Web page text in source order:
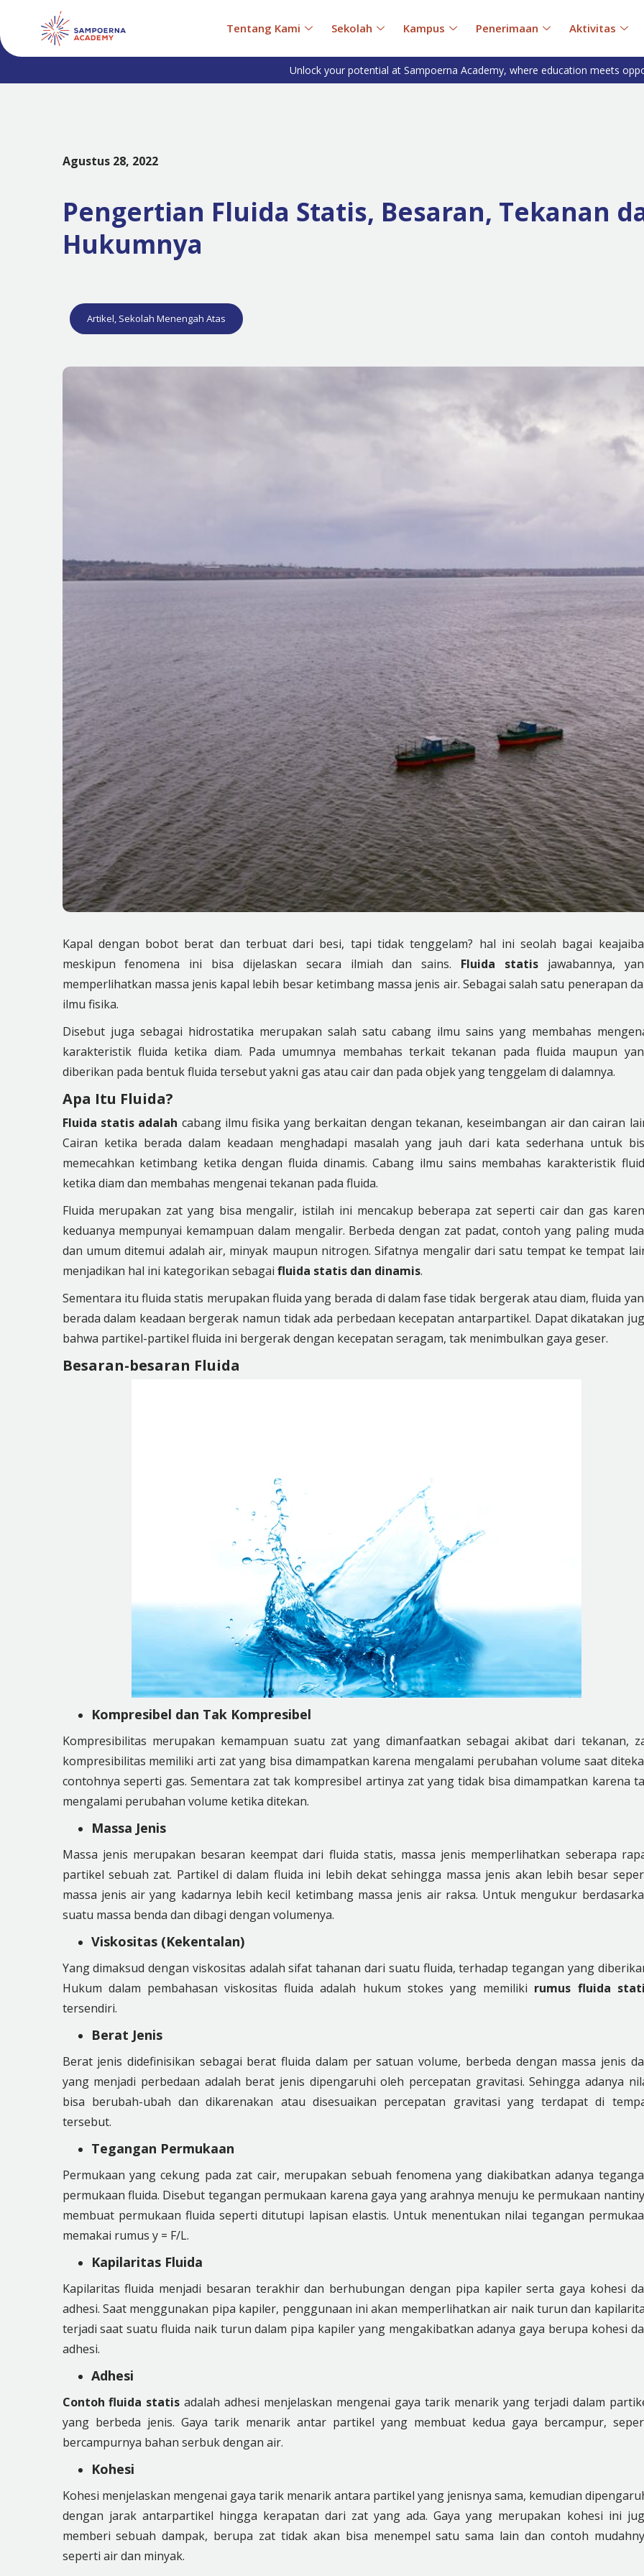
Tentang Kami Sekolah Kampus Penerimaan Aktivitas
Unlock your potential at Sampoerna Academy, where education meets
Agustus 28, 2022
Pengertian Fluida Statis, Besaran, Tekanan
Hukumnya
Artikel, Sekolah Menengah Atas
Kapal dengan bobot berat dan terbuat dari besi, tapi tidak tenggelam? hal ini seolah bagai
meskipun fenomena ini bisa dijelaskan secara ilmiah dan sains. Fluida statis
jawabannya,
memperlihatkan massa jenis kapal lebih besar ketimbang massa jenis air. Sebagai salah satu penerapan
ilmu fisika.
Disebut juga sebagai hidrostatika merupakan salah satu cabang ilmu sains yang membahas
karakteristik fluida ketika diam. Pada umumnya membahas terkait tekanan pada fluida maupun
diberikan pada bentuk fluida tersebut yakni gas atau cair dan pada objek yang tenggelam di dalamnya.
Apa Itu Fluida?
Fluida statis adalah cabang ilmu fisika yang berkaitan dengan tekanan, keseimbangan air dan cairan
Cairan ketika berada dalam keadaan menghadapi masalah yang jauh dari kata sederhana untuk
memecahkan ketimbang ketika dengan fluida dinamis. Cabang ilmu sains membahas karakteristik
ketika diam dan membahas mengenai tekanan pada fluida.
Fluida merupakan zat yang bisa mengalir, istilah ini mencakup beberapa zat seperti cair dan gas
keduanya mempunyai kemampuan dalam mengalir. Berbeda dengan zat padat, contoh yang paling
dan umum ditemui adalah air, minyak maupun nitrogen. Sifatnya mengalir dari satu tempat ke tempat
menjadikan hal ini kategorikan sebagai fluida statis dan dinamis.
Sementara itu fluida statis merupakan fluida yang berada di dalam fase tidak bergerak atau diam, fluida
berada dalam keadaan bergerak namun tidak ada perbedaan kecepatan antarpartikel. Dapat dikatakan
bahwa partikel-partikel fluida ini bergerak dengan kecepatan seragam, tak menimbulkan gaya geser.
Besaran-besaran Fluida
Kompresibel dan Tak Kompresibel
Kompresibilitas merupakan kemampuan suatu zat yang dimanfaatkan sebagai akibat dari tekanan,
kompresibilitas memiliki arti zat yang bisa dimampatkan karena mengalami perubahan volume saat
contohnya seperti gas. Sementara zat tak kompresibel artinya zat yang tidak bisa dimampatkan karena
mengalami perubahan volume ketika ditekan.
Massa Jenis
Massa jenis merupakan besaran keempat dari fluida statis, massa jenis memperlihatkan seberapa
partikel sebuah zat. Partikel di dalam fluida ini lebih dekat sehingga massa jenis akan lebih besar
massa jenis air yang kadarnya lebih kecil ketimbang massa jenis air raksa. Untuk mengukur
suatu massa benda dan dibagi dengan volumenya.
Viskositas (Kekentalan)
Yang dimaksud dengan viskositas adalah sifat tahanan dari suatu fluida, terhadap tegangan yang
Hukum dalam pembahasan viskositas fluida adalah hukum stokes yang memiliki rumus fluida
tersendiri.
Berat Jenis
Berat jenis didefinisikan sebagai berat fluida dalam per satuan volume, berbeda dengan massa jenis
yang menjadi perbedaan adalah berat jenis dipengaruhi oleh percepatan gravitasi. Sehingga adanya
bisa berubah-ubah dan dikarenakan atau disesuaikan percepatan gravitasi yang terdapat di
tersebut.
Tegangan Permukaan
Permukaan yang cekung pada zat cair, merupakan sebuah fenomena yang diakibatkan adanya
permukaan fluida. Disebut tegangan permukaan karena gaya yang arahnya menuju ke permukaan
membuat permukaan fluida seperti ditutupi lapisan elastis. Untuk menentukan nilai tegangan
memakai rumus y = F/L.
Kapilaritas Fluida
Kapilaritas fluida menjadi besaran terakhir dan berhubungan dengan pipa kapiler serta gaya kohesi
adhesi. Saat menggunakan pipa kapiler, penggunaan ini akan memperlihatkan air naik turun dan
terjadi saat suatu fluida naik turun dalam pipa kapiler yang mengakibatkan adanya gaya berupa kohesi
adhesi.
Adhesi
Contoh fluida statis adalah adhesi menjelaskan mengenai gaya tarik menarik yang terjadi dalam
yang berbeda jenis. Gaya tarik menarik antar partikel yang membuat kedua gaya bercampur,
bercampurnya bahan serbuk dengan air.
Kohesi
Kohesi menjelaskan mengenai gaya tarik menarik antara partikel yang jenisnya sama, kemudian
dengan jarak antarpartikel hingga kerapatan dari zat yang ada. Gaya yang merupakan kohesi ini
memberi sebuah dampak, berupa zat tidak akan bisa menempel satu sama lain dan contoh
seperti air dan minyak.